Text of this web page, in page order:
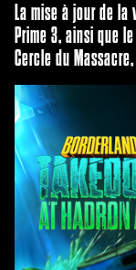
La mise à jour de
Prime 3, ainsi que
Cercle du